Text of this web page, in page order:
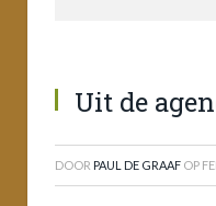
Uit de
DOOR PAUL DE GRAAF OP